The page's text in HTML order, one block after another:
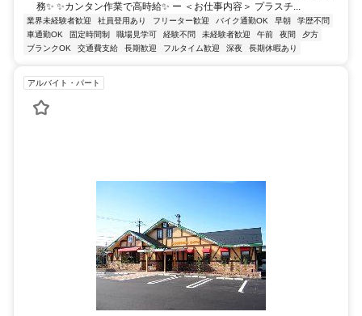
務✨ ✨カンタン作業で高時給✨ ー ＜お仕事内容＞ プラスチ...
業界未経験者歓迎 社員登用あり フリーター歓迎 バイク通勤OK 早朝
学歴不問
車通勤OK
固定時間制 職場見学可 経験不問 未経験者歓迎 午前 夜間
夕方
ブランクOK
交通費支給 長期歓迎 フルタイム歓迎 深夜 長期休暇あり
アルバイト・パート